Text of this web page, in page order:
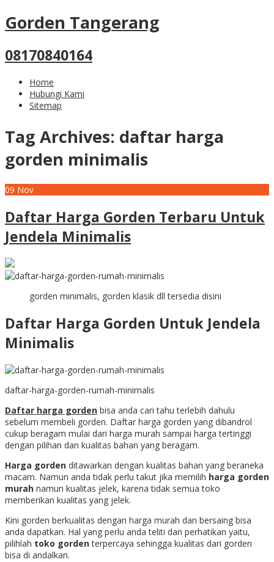
Gorden Tangerang
08170840164
Home
Hubungi Kami
Sitemap
Tag Archives: daftar harga
gorden minimalis
09 Nov
Daftar Harga Gorden Terbaru Untuk
Jendela Minimalis
gorden minimalis, gorden klasik dll tersedia disini
Daftar Harga Gorden Untuk Jendela
Minimalis
daftar-harga-gorden-rumah-minimalis
Daftar harga gorden bisa anda cari tahu terlebih dahulu
sebelum membeli gorden. Daftar harga gorden yang dibandrol
cukup beragam mulai dari harga murah sampai harga tertinggi
dengan pilihan dan kualitas bahan yang beragam.
Harga gorden ditawarkan dengan kualitas bahan yang beraneka
macam. Namun anda tidak perlu takut jika memilih harga gorden
murah namun kualitas jelek, karena tidak semua toko
memberikan kualitas yang jelek.
Kini gorden berkualitas dengan harga murah dan bersaing bisa
anda dapatkan. Hal yang perlu anda teliti dan perhatikan yaitu,
pilihlah toko gordenterpercaya sehingga kualitas dari gorden
bisa di andalkan.